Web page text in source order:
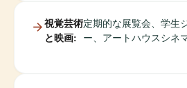
視覚芸術
と映画:
定期的な展覧会、学生
ー、アートハウスシネ